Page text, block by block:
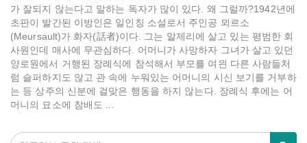
가 잘되지 않는다고 말하는 독자가 많이 있다. 왜 그럴까?1942년에
초판이 발간된 이방인은 일인칭 소설로서 주인공 뫼르소
(Meursault)가 화자(話者)이다. 그는 알제리에 살고 있는 평범한 회
사원인데 매사에 무관심하다. 어머니가 사망하자 그녀가 살고 있던
양로원에서 거행된 장례식에 참석해서 부모를 여읜 다른 사람들처
럼 슬퍼하지도 않고 관 속에 누워있는 어머니의 시신 보기를 거부하
는 등 상주의 신분에 걸맞은 행동을 하지 않는다. 장례식 후에는 어
머니의 묘소에 참배도 ...